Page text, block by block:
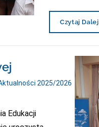
Życzenia
Dnia
Edukacji
Narodowej
Czytaj Dalej
2025/2026
Edukacji